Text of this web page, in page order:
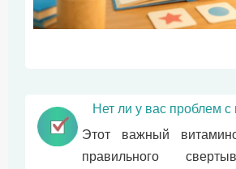
Нет ли у вас проблем
Этот важный
правильного